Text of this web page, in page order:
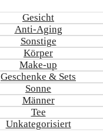
Gesicht
Anti-Aging
Sonstige
Körper
Make-up
Geschenke & Sets
Sonne
Männer
Tee
Unkategorisiert